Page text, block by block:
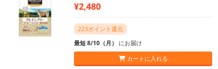
¥2,480
223ポイント還元
最短 8/10（月） にお届け
カートに入れる